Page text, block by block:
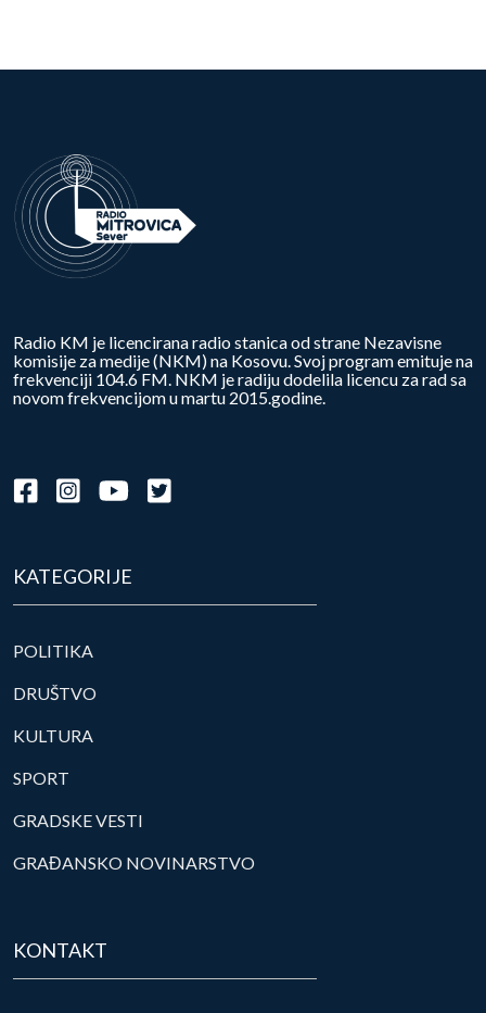
Radio KM je licencirana radio stanica od strane Nezavisne
komisije za medije (NKM) na Kosovu. Svoj program emituje na
frekvenciji 104.6 FM. NKM je radiju dodelila licencu za rad sa
novom frekvencijom u martu 2015.godine.
KATEGORIJE
POLITIKA
DRUŠTVO
KULTURA
SPORT
GRADSKE VESTI
GRAĐANSKO NOVINARSTVO
KONTAKT